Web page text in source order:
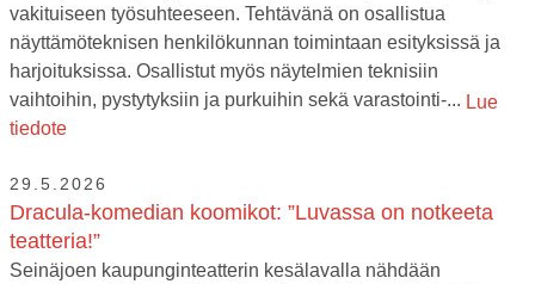
vakituiseen työsuhteeseen. Tehtävänä on osallistua
näyttämöteknisen henkilökunnan toimintaan esityksissä ja
harjoituksissa. Osallistut myös näytelmien teknisiin
vaihtoihin, pystytyksiin ja purkuihin sekä varastointi-... Lue
tiedote
29.5.2026
Dracula-komedian koomikot: ”Luvassa on notkeeta
teatteria!”
Seinäjoen kaupunginteatterin kesälavalla nähdään